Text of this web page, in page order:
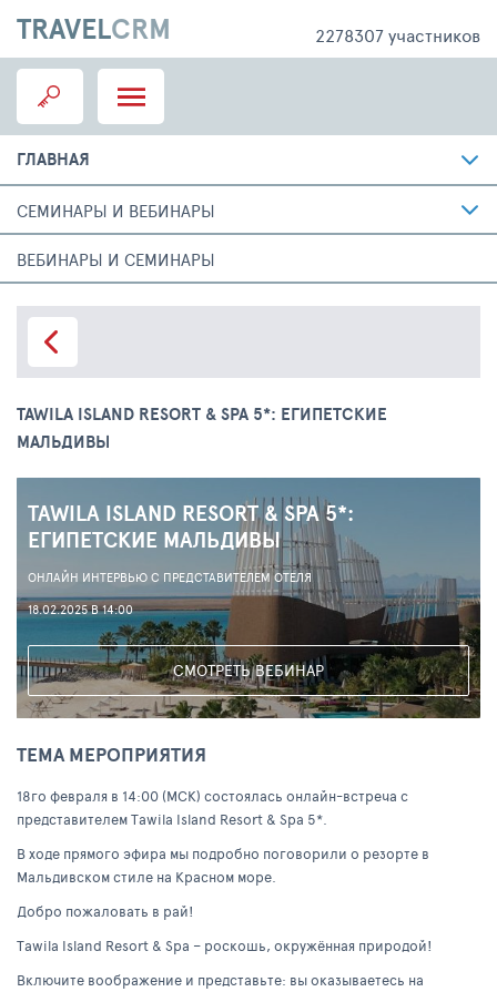
TRAVELCRM 2278307 участников
ГЛАВНАЯ
СЕМИНАРЫ И ВЕБИНАРЫ
ВЕБИНАРЫ И СЕМИНАРЫ
TAWILA ISLAND RESORT & SPA 5*: ЕГИПЕТСКИЕ
МАЛЬДИВЫ
TAWILA ISLAND RESORT & SPA 5*:
ЕГИПЕТСКИЕ МАЛЬДИВЫ
ОНЛАЙН ИНТЕРВЬЮ С ПРЕДСТАВИТЕЛЕМ ОТЕЛЯ
18.02.2025 В 14:00
СМОТРЕТЬ ВЕБИНАР
ТЕМА МЕРОПРИЯТИЯ
18го февраля в 14:00 (МСК) состоялась онлайн-встреча с
представителем Tawila Island Resort & Spa 5*.
В ходе прямого эфира мы подробно поговорили о резорте в
Мальдивском стиле на Красном море.
Добро пожаловать в рай!
Tawila Island Resort & Spa – роскошь, окружённая природой!
Включите воображение и представьте: вы оказываетесь на